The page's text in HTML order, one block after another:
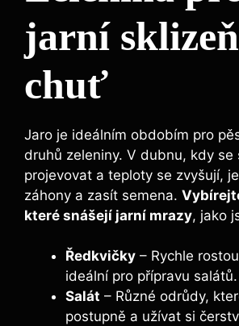
jarní
chuť
Jaro je ideálním obdobím pro
druhů zeleniny. V dubnu, kdy se
projevovat a teploty se zvyšují,
záhony a zasít semena.
které snášejí jarní mrazy, jako
Ředkvičky – Rychle
ideální pro přípravu salátů.
Salát – Různé odrůdy,
postupně a užívat si